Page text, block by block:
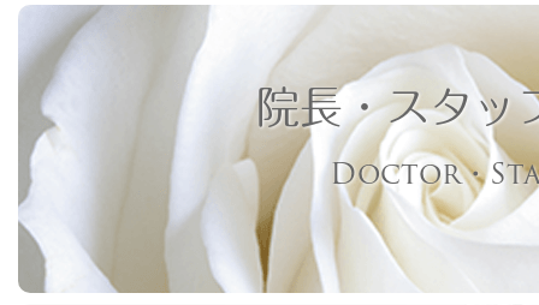
院長・スタッ
Doctor・